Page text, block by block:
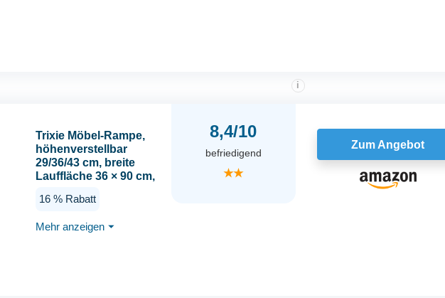
Trixie Möbel-Rampe,
höhenverstellbar
29/36/43 cm, breite
Lauffläche 36 × 90 cm,
16 % Rabatt
Mehr anzeigen ⏷
8,4/10
i
befriedigend
★★
Zum Angebot